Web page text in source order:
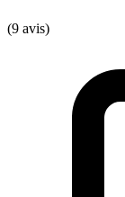
(9 avis)